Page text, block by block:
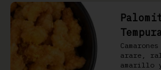
arare,
amarillo